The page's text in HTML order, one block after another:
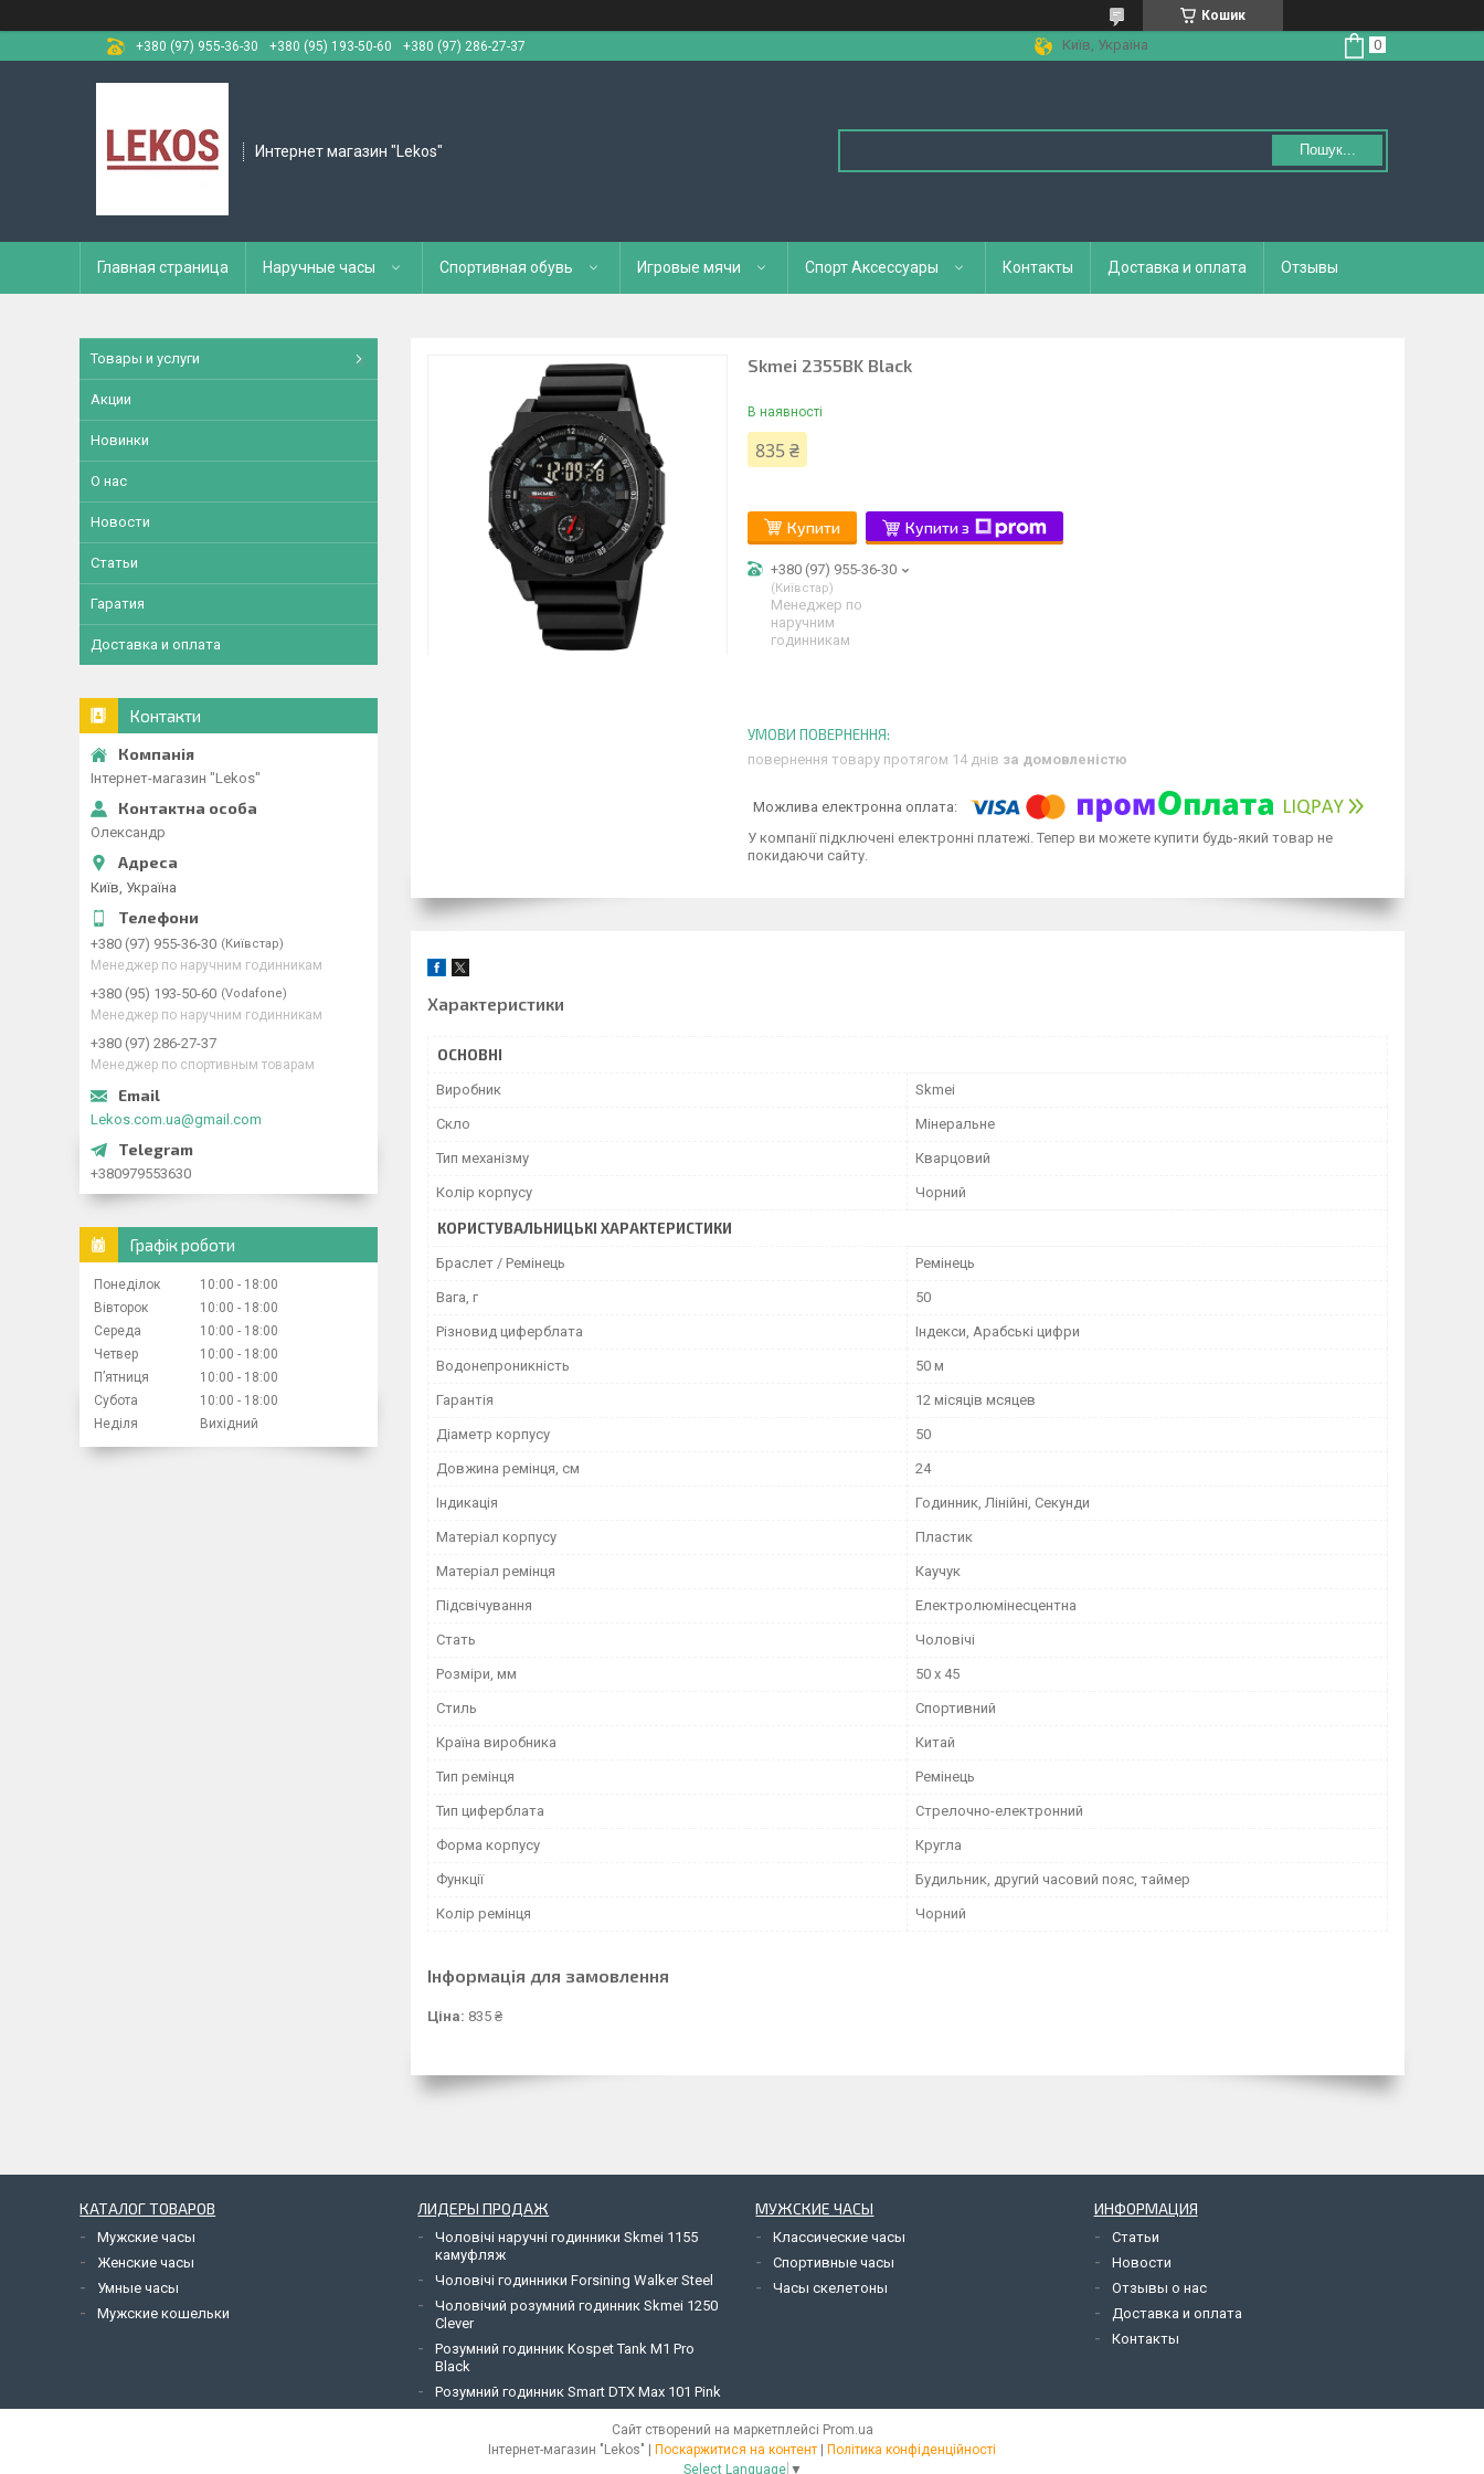
Кошик
+380 (97) 955-36-30
+380 (95) 193-50-60 +380 (97) 286-27-37 Київ, Україна
Интернет магазин "Lekos" Пошук...
Главная страница Наручные часы Спортивная обувь Игровые мячи Спорт Аксессуары Контакты Доставка и оплата Отзывы
Skmei 2355BK Black
В наявності
835 ₴
Купити Купити з
+380 (97) 955-36-30
Київстар
Менеджер по
наручним
годинникам
повернення товару протягом 14 днів за домовленістю
У компанії підключені електронні платежі. Тепер ви можете купити будь-який товар не
покидаючи сайту.
Характеристики
ОСНОВНІ
Виробник Skmei
Скло Мінеральне
Тип механізму Кварцовий
Колір корпусу Чорний
КОРИСТУВАЛЬНИЦЬКІ ХАРАКТЕРИСТИКИ
Браслет / Ремінець Ремінець
Вага, г 50
Різновид циферблата Індекси, Арабські цифри
Водонепроникність 50 м
Гарантія 12 місяців мсяцев
Діаметр корпусу 50
Довжина ремінця, см 24
Індикація Годинник, Лінійні, Секунди
Матеріал корпусу Пластик
Матеріал ремінця Каучук
Підсвічування Електролюмінесцентна
Стать Чоловічі
Розміри, мм 50 х 45
Стиль Спортивний
Країна виробника Китай
Тип ремінця Ремінець
Тип циферблата Стрелочно-електронний
Форма корпусу Кругла
Функції Будильник, другий часовий пояс, таймер
Колір ремінця Чорний
Інформація для замовлення
Ціна: 835 ₴
Товары и услуги
Акции
Новинки
О нас
Новости
Статьи
Гаратия
Доставка и оплата
Контакти
Інтернет-магазин "Lekos"
Олександр
Київ, Україна
+380 (97) 955-36-30 Київстар
Менеджер по наручним годинникам
+380 (95) 193-50-60 Vodafone
Менеджер по наручним годинникам
+380 (97) 286-27-37
Менеджер по спортивным товарам
Lekos.com.ua@gmail.com
+380979553630
Графік роботи
Понеділок 10:00
18:00
Вівторок
10:00
18:00
Середа
10:00
18:00
Четвер
10:00
18:00
Пʼятниця
10:00
18:00
Субота
10:00
18:00
Неділя
Вихідний
КАТАЛОГ ТОВАРОВ
Мужские часы
Женские часы
Умные часы
Мужские кошельки
ЛИДЕРЫ ПРОДАЖ
Чоловічі наручні годинники Skmei 1155
камуфляж
Чоловічі годинники Forsining Walker Steel
Чоловічий розумний годинник Skmei 1250
Clever
Розумний годинник Kospet Tank M1 Pro
Black
Розумний годинник Smart DTX Max 101 Pink
МУЖСКИЕ ЧАСЫ
Классические часы
Спортивные часы
Часы скелетоны
ИНФОРМАЦИЯ
Статьи
Новости
Отзывы о нас
Доставка и оплата
Контакты
Сайт створений на маркетплейсі Prom.ua
Інтернет-магазин "Lekos" | Поскаржитися на контент | Політика конфіденційності
Select Language ▼